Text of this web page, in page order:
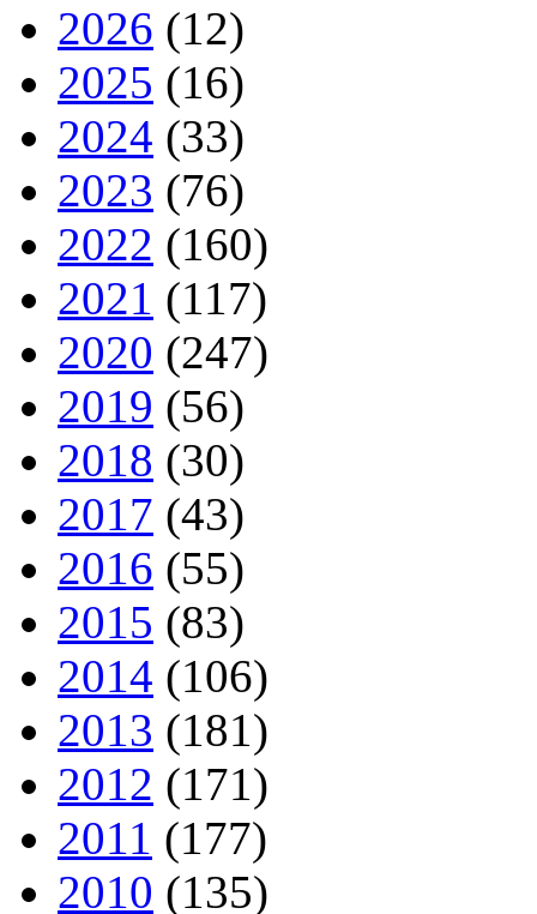
2026 (12)
2025 (16)
2024 (33)
2023 (76)
2022 (160)
2021 (117)
2020 (247)
2019 (56)
2018 (30)
2017 (43)
2016 (55)
2015 (83)
2014 (106)
2013 (181)
2012 (171)
2011 (177)
2010 (135)